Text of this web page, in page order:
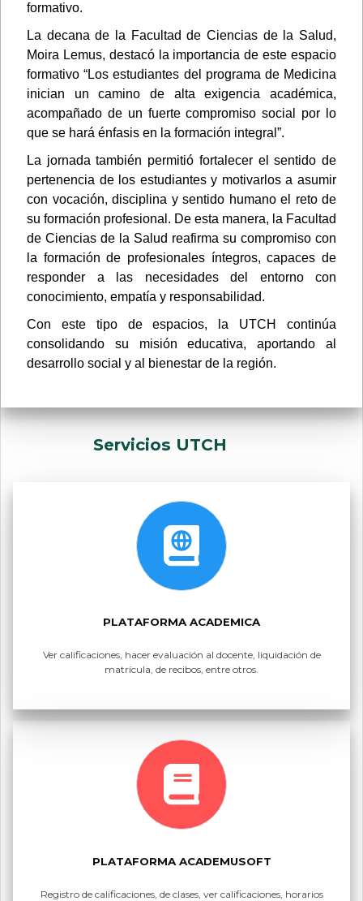
formativo.
La decana de la Facultad de Ciencias de la Salud,
Moira Lemus, destacó la importancia de este espacio
formativo “Los estudiantes del programa de Medicina
inician un camino de alta exigencia académica,
acompañado de un fuerte compromiso social por lo
que se hará énfasis en la formación integral”.
La jornada también permitió fortalecer el sentido de
pertenencia de los estudiantes y motivarlos a asumir
con vocación, disciplina y sentido humano el reto de
su formación profesional. De esta manera, la Facultad
de Ciencias de la Salud reafirma su compromiso con
la formación de profesionales íntegros, capaces de
responder a las necesidades del entorno con
conocimiento, empatía y responsabilidad.
Con este tipo de espacios, la UTCH continúa
consolidando su misión educativa, aportando al
desarrollo social y al bienestar de la región.
Servicios UTCH
PLATAFORMA ACADEMICA
Ver calificaciones, hacer evaluación al docente, liquidación de
matrícula, de recibos, entre otros.
PLATAFORMA ACADEMUSOFT
Registro de calificaciones, de clases, ver calificaciones, horarios